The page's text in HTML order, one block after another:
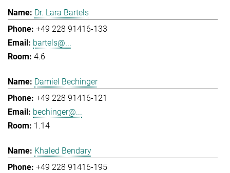
Dr. Lara Bartels
+49 228 91416-133
bartels@...
4.6
Damiel Bechinger
+49 228 91416-121
bechinger@...
1.14
Khaled Bendary
+49 228 91416-195